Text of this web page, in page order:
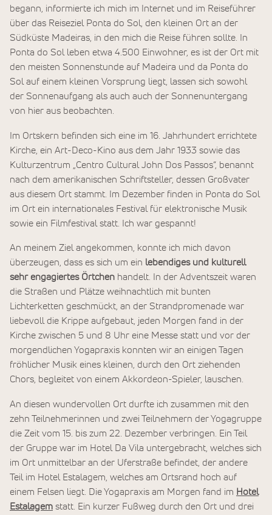
begann, informierte ich mich im Internet und im Reiseführer
über das Reiseziel Ponta do Sol, den kleinen Ort an der
Südküste Madeiras, in den mich die Reise führen sollte. In
Ponta do Sol leben etwa 4.500 Einwohner, es ist der Ort mit
den meisten Sonnenstunde auf Madeira und da Ponta do
Sol auf einem kleinen Vorsprung liegt, lassen sich sowohl
der Sonnenaufgang als auch auch der Sonnenuntergang
von hier aus beobachten.
Im Ortskern befinden sich eine im 16. Jahrhundert errichtete
Kirche, ein Art-Deco-Kino aus dem Jahr 1933 sowie das
Kulturzentrum „Centro Cultural John Dos Passos“, benannt
nach dem amerikanischen Schriftsteller, dessen Großvater
aus diesem Ort stammt. Im Dezember finden in Ponta do Sol
im Ort ein internationales Festival für elektronische Musik
sowie ein Filmfestival statt. Ich war gespannt!
An meinem Ziel angekommen, konnte ich mich davon
überzeugen, dass es sich um ein lebendiges und kulturell
sehr engagiertes Örtchen handelt. In der Adventszeit waren
die Straßen und Plätze weihnachtlich mit bunten
Lichterketten geschmückt, an der Strandpromenade war
liebevoll die Krippe aufgebaut, jeden Morgen fand in der
Kirche zwischen 5 und 8 Uhr eine Messe statt und vor der
morgendlichen Yogapraxis konnten wir an einigen Tagen
fröhlicher Musik eines kleinen, durch den Ort ziehenden
Chors, begleitet von einem Akkordeon-Spieler, lauschen.
An diesen wundervollen Ort durfte ich zusammen mit den
zehn Teilnehmerinnen und zwei Teilnehmern der Yogagruppe
die Zeit vom 15. bis zum 22. Dezember verbringen. Ein Teil
der Gruppe war im Hotel Da Vila untergebracht, welches sich
im Ort unmittelbar an der Uferstraße befindet, der andere
Teil im Hotel Estalagem, welches am Ortsrand hoch auf
einem Felsen liegt. Die Yogapraxis am Morgen fand im Hotel
Estalagem statt. Ein kurzer Fußweg durch den Ort und drei